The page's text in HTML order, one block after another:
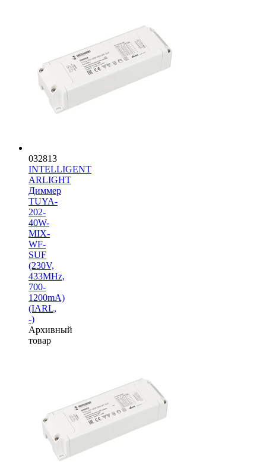
032813
INTELLIGENT
ARLIGHT
Диммер
TUYA-
202-
40W-
MIX-
WF-
SUF
(230V,
433MHz,
700-
1200mA)
(IARL,
-)
Архивный
товар